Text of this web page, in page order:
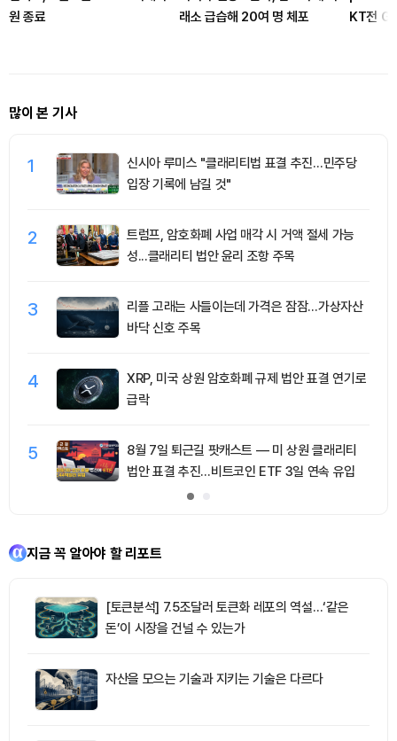
원 종료
래소 급습해 20여 명 체포
KT전
많이 본 기사
1
신시아 루미스 "클래리티법 표결 추진…민주당
입장 기록에 남길 것"
2
트럼프, 암호화폐 사업 매각 시 거액 절세 가능
성...클래리티 법안 윤리 조항 주목
3
리플 고래는 사들이는데 가격은 잠잠…가상자산
바닥 신호 주목
4
XRP, 미국 상원 암호화폐 규제 법안 표결 연기로
급락
5
8월 7일 퇴근길 팟캐스트 — 미 상원 클래리티
법안 표결 추진…비트코인 ETF 3일 연속 유입
지금 꼭 알아야 할 리포트
[토큰분석] 7.5조달러 토큰화 레포의 역설…‘같은
돈’이 시장을 건널 수 있는가
자산을 모으는 기술과 지키는 기술은 다르다